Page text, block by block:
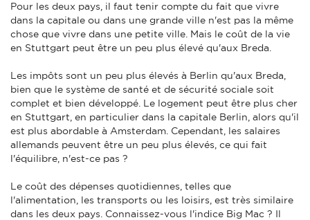
Pour les deux pays, il faut tenir compte du fait que vivre
dans la capitale ou dans une grande ville n'est pas la même
chose que vivre dans une petite ville. Mais le coût de la vie
en Stuttgart peut être un peu plus élevé qu'aux Breda.
Les impôts sont un peu plus élevés à Berlin qu'aux Breda,
bien que le système de santé et de sécurité sociale soit
complet et bien développé. Le logement peut être plus cher
en Stuttgart, en particulier dans la capitale Berlin, alors qu'il
est plus abordable à Amsterdam. Cependant, les salaires
allemands peuvent être un peu plus élevés, ce qui fait
l'équilibre, n'est-ce pas ?
Le coût des dépenses quotidiennes, telles que
l'alimentation, les transports ou les loisirs, est très similaire
dans les deux pays. Connaissez-vous l'indice Big Mac ? Il